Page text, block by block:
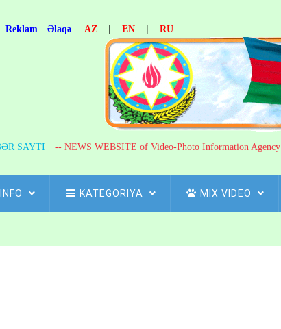
Reklam Əlaqə AZ | EN | RU
SAYTI -- NEWS WEBSITE of Video-Photo Information Agency
KATEGORIYA MIX VIDEO